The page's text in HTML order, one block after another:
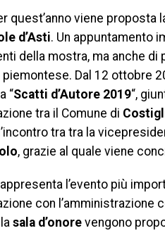
quest’anno viene proposta
d’Asti. Un appuntamento
della mostra, ma anche
Dal 12 ottobre
“Scatti d’Autore 2019“,
tra il Comune di
tra tra la
, grazie al quale viene
l’evento più
con
sala d’onore vengono